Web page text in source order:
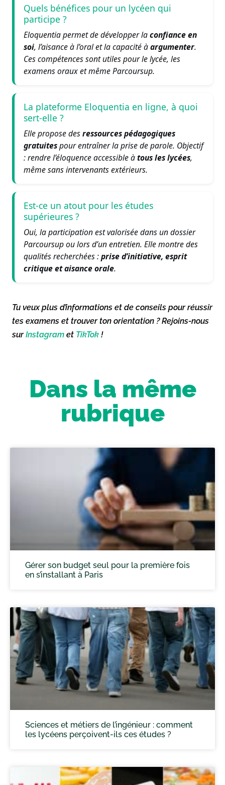
Quels bénéfices pour un lycéen qui
participe ?
Eloquentia permet de développer laconfiance en
soi, l’aisance à l’oral et la capacité àargumenter.
Ces compétences sont utiles pour le lycée, les
examens oraux et même Parcoursup.
La plateforme Eloquentia en ligne, à quoi
sert-elle ?
Elle propose desressources pédagogiques
gratuitespour entraîner la prise de parole. Objectif
: rendre l’éloquence accessible àtous les lycées,
même sans intervenants extérieurs.
Est-ce un atout pour les études
supérieures ?
Oui, la participation est valorisée dans un dossier
Parcoursup ou lors d’un entretien. Elle montre des
qualités recherchées :prise d’initiative, esprit
critique et aisance orale.
Tu veux plus d’informations et de conseils pour réussir
tes examens et trouver ton orientation ? Rejoins-nous
surInstagram et TikTok !
Dans la même
rubrique
Gérer son budget seul pour la première fois
en s’installant à Paris
Sciences et métiers de l’ingénieur : comment
les lycéens perçoivent-ils ces études ?